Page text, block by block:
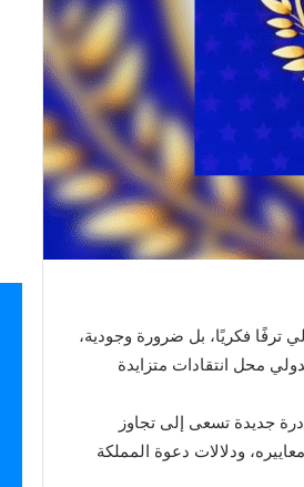
ترفًا فكريًا، بل ضرورة وجودية،
محل انتقادات متزايدة
جديدة تسعى إلى تجاوز
ودلالات دعوة المملكة